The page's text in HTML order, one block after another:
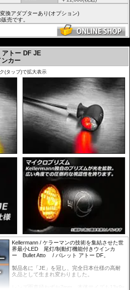
はこれに準ずる性能を有する方向指示器である為)
ているEマークと50Rを提示してください。
ご確認ください。
ゲン仕様車用レジスターまたはリレーが必要
さい。
車用レジスターまたは
索からご確認ください。
品番:KM123-966を別途お求めください。
併用時は動作保証、品質保証をいたしかねま
る場合はKellermann製品をご利用ください。
タ、レクチファイアなどをそのまま利用する場
ェナーダイオードなどで電源のスパイク対策を必
確実に内蔵ICが破損します。対策を行っていな
ット専用の特別
がKellermann社
とKellermann社
協力のもと、車両
EU圏とは異なる
品は日本マーケ
別仕様
となりました。Bullet Attoは23年10月よりさら
としてJEが刻印されました。この日本仕様品は驚異の
ていれば、正規日本仕様の証です。
発生時は情報を頂き、製品改善を継続しています。
換アダプターあり(オプション)
売です。
トー DF JE
カー
(タップ)で拡大表示
Kellermann / ケラーマンの技術を集結させた世
界最小LED 尾灯/制動灯機能付きウインカ
ー Bullet Atto / バレット アトー DF。
製品名に「JE」を冠し、完全日本仕様の高耐
久品として生まれ変わりました。